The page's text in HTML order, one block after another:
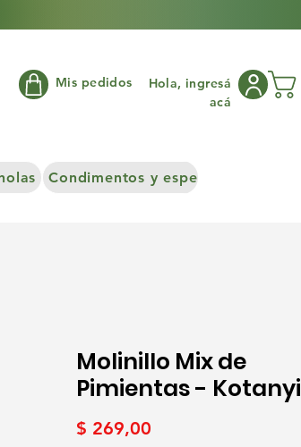
Mis pedidos
Hola, ingresá
acá
Condimentos y especias
Molinillo Mix de
Pimientas - Kotanyi
$ 269,00